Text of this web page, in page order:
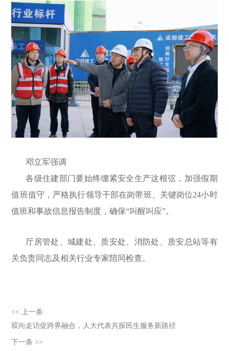
邓立军强调
各级住建部门要始终绷紧安全生产这根弦，加强假期
值班值守，严格执行领导干部在岗带班、关键岗位24小时
值班和事故信息报告制度，确保“叫醒叫应”。
厅房管处、城建处、质安处、消防处、质安总站等有
关负责同志及相关行业专家陪同检查。
<< 上一条
双向走访促跨界融合，人大代表共探民生服务新路径
下一条 >>